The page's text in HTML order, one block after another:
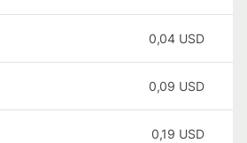
0,04 USD
0,09 USD
0,19 USD